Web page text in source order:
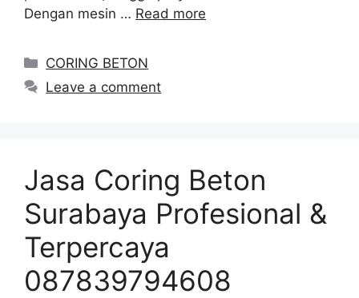
Dengan mesin … Read more
Categories
CORING BETON
Leave a comment
Jasa Coring Beton
Surabaya Profesional &
Terpercaya
087839794608